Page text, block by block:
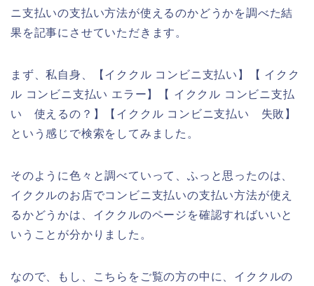
ニ支払いの支払い方法が使えるのかどうかを調べた結
果を記事にさせていただきます。
まず、私自身、【イククル コンビニ支払い】【 イクク
ル コンビニ支払い エラー】【 イククル コンビニ支払
い 使えるの？】【イククル コンビニ支払い 失敗】
という感じで検索をしてみました。
そのように色々と調べていって、ふっと思ったのは、
イククルのお店でコンビニ支払いの支払い方法が使え
るかどうかは、イククルのページを確認すればいいと
いうことが分かりました。
なので、もし、こちらをご覧の方の中に、イククルの